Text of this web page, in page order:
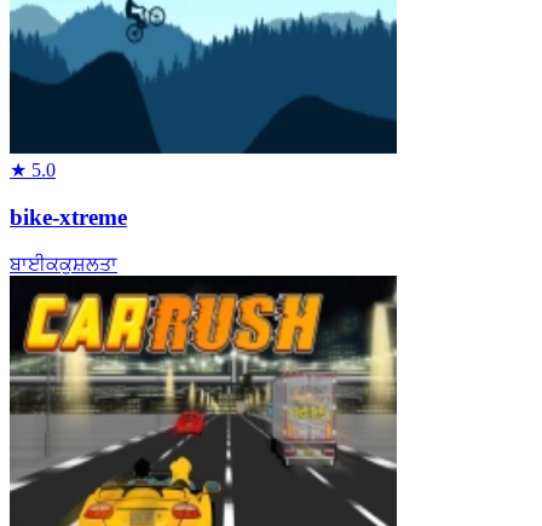
★ 5.0
bike-xtreme
ਬਾਈਕਕੁਸ਼ਲਤਾ